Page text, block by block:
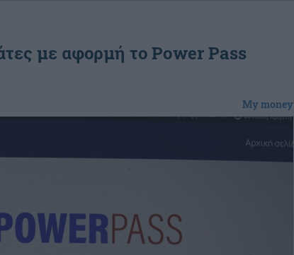
με αφορμή το Power Pass
My money